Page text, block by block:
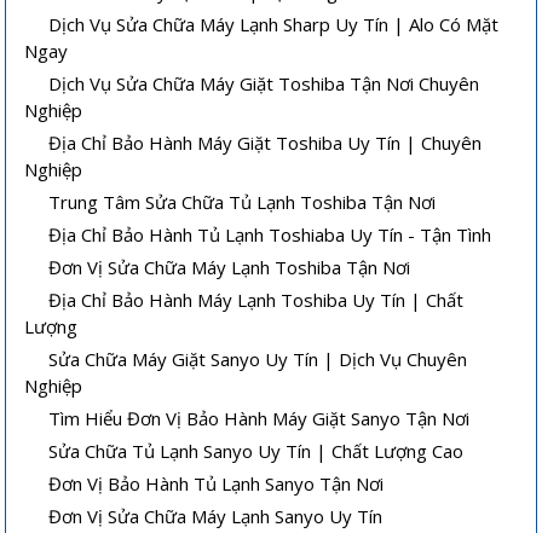
Dịch Vụ Sửa Chữa Máy Lạnh Sharp Uy Tín | Alo Có Mặt
Ngay
Dịch Vụ Sửa Chữa Máy Giặt Toshiba Tận Nơi Chuyên
Nghiệp
Địa Chỉ Bảo Hành Máy Giặt Toshiba Uy Tín | Chuyên
Nghiệp
Trung Tâm Sửa Chữa Tủ Lạnh Toshiba Tận Nơi
Địa Chỉ Bảo Hành Tủ Lạnh Toshiaba Uy Tín - Tận Tình
Đơn Vị Sửa Chữa Máy Lạnh Toshiba Tận Nơi
Địa Chỉ Bảo Hành Máy Lạnh Toshiba Uy Tín | Chất
Lượng
Sửa Chữa Máy Giặt Sanyo Uy Tín | Dịch Vụ Chuyên
Nghiệp
Tìm Hiểu Đơn Vị Bảo Hành Máy Giặt Sanyo Tận Nơi
Sửa Chữa Tủ Lạnh Sanyo Uy Tín | Chất Lượng Cao
Đơn Vị Bảo Hành Tủ Lạnh Sanyo Tận Nơi
Đơn Vị Sửa Chữa Máy Lạnh Sanyo Uy Tín